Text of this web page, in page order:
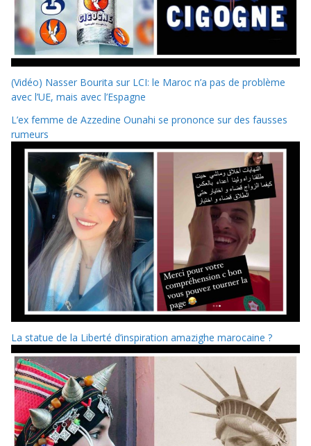
(Vidéo) Nasser Bourita sur LCI: le Maroc n’a pas de problème
avec l’UE, mais avec l’Espagne
L’ex femme de Azzedine Ounahi se prononce sur des fausses
rumeurs
La statue de la Liberté d’inspiration amazighe marocaine ?